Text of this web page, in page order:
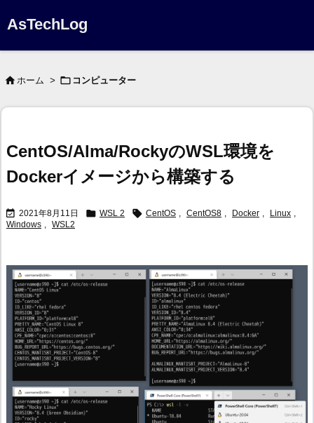
AsTechLog
 ホーム >  コンピューター
CentOS/Alma/RockyのWSL環境を
Dockerイメージから構築する
 2021年8月11日  WSL 2  CentOS , CentOS8 , Docker , Linux ,
Windows , WSL2